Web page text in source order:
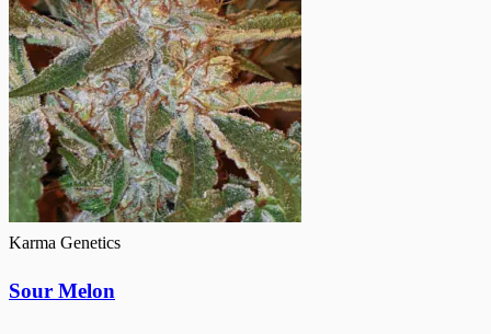
Karma Genetics
Sour Melon